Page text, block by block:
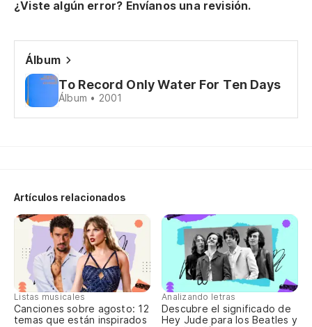
¿Viste algún error? Envíanos una revisión.
Álbum
To Record Only Water For Ten Days
Álbum • 2001
Artículos relacionados
Listas musicales
Canciones sobre agosto: 12
temas que están inspirados
Analizando letras
Descubre el significado de
Hey Jude para los Beatles y